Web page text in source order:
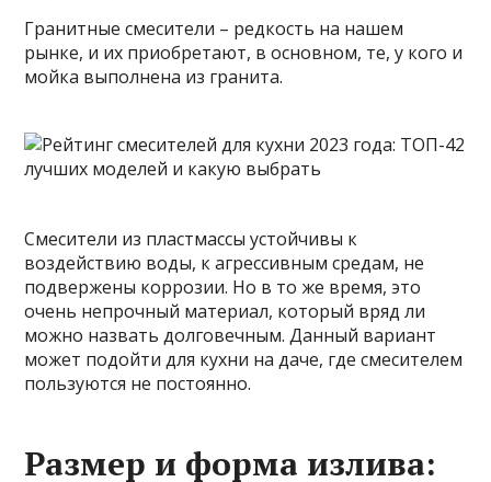
Гранитные смесители – редкость на нашем
рынке, и их приобретают, в основном, те, у кого и
мойка выполнена из гранита.
Смесители из пластмассы устойчивы к
воздействию воды, к агрессивным средам, не
подвержены коррозии. Но в то же время, это
очень непрочный материал, который вряд ли
можно назвать долговечным. Данный вариант
может подойти для кухни на даче, где смесителем
пользуются не постоянно.
Размер и форма излива: